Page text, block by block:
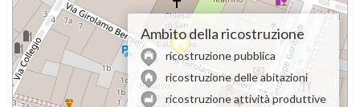
Ambito della ricostruzione
ricostruzione pubblica
ricostruzione delle abitazioni
ricostruzione attività produttive